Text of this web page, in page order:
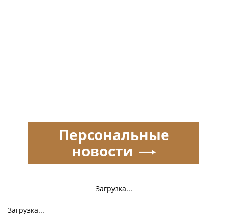
Загрузка...
Загрузка...
Персональные
новости